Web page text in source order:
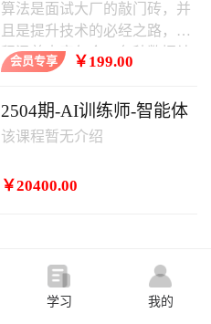
算法是面试大厂的敲门砖，并
且是提升技术的必经之路，课
程涵盖内容包含：各种数据结
构，常用算法，其中涵盖大厂
会员专享 ￥199.00
2504期-AI训练师-智能体
该课程暂无介绍
￥20400.00
学习 我的